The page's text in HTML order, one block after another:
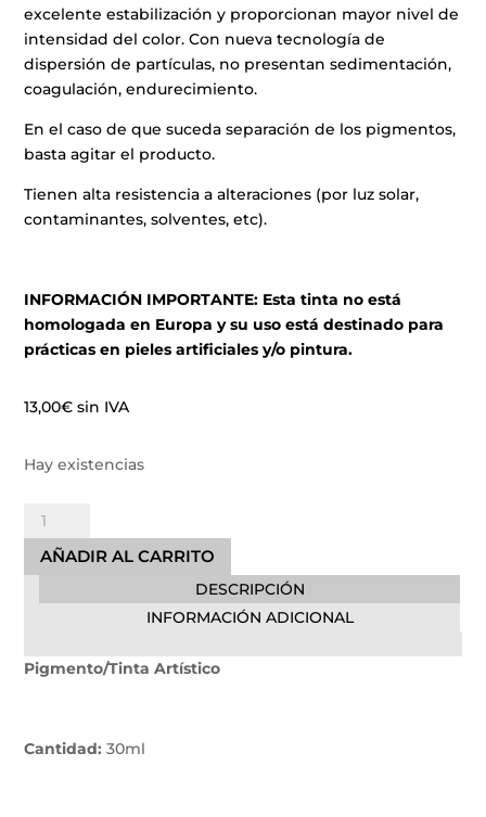
excelente estabilización y proporcionan mayor nivel de
intensidad del color. Con nueva tecnología de
dispersión de partículas, no presentan sedimentación,
coagulación, endurecimiento.
En el caso de que suceda separación de los pigmentos,
basta agitar el producto.
Tienen alta resistencia a alteraciones (por luz solar,
contaminantes, solventes, etc).
INFORMACIÓN IMPORTANTE: Esta tinta no está
homologada en Europa y su uso está destinado para
prácticas en pieles artificiales y/o pintura.
13,00€ sin IVA
Hay existencias
Electric
Blue
EasyAÑADIR AL CARRITO
DESCRIPCIÓN
INFORMACIÓN ADICIONAL
Pigmento/Tinta Artístico
Cantidad: 30ml